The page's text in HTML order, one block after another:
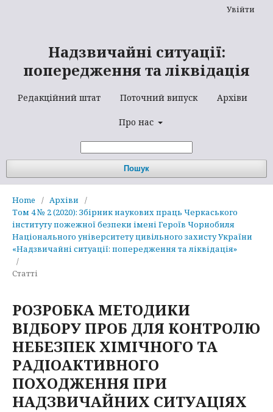
Надзвичайні ситуації:
попередження та ліквідація
Редакційний штат Поточний випуск Архіви
Про нас
Пошук
Увійти
Home / Архіви
/
Том 4 № 2 (2020): Збірник наукових праць Черкаського
інституту пожежної безпеки імені Героїв Чорнобиля
Національного університету цивільного захисту України
«Надзвичайні ситуації: попередження та ліквідація»
/
Статті
РОЗРОБКА МЕТОДИКИ
ВІДБОРУ ПРОБ ДЛЯ КОНТРОЛЮ
НЕБЕЗПЕК ХІМІЧНОГО ТА
РАДІОАКТИВНОГО
ПОХОДЖЕННЯ ПРИ
НАДЗВИЧАЙНИХ СИТУАЦІЯХ